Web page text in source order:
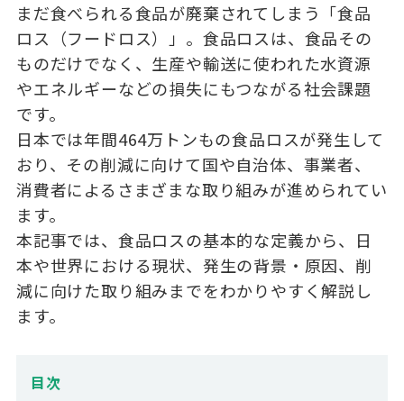
まだ食べられる食品が廃棄されてしまう「食品
ロス（フードロス）」。食品ロスは、食品その
ものだけでなく、生産や輸送に使われた水資源
やエネルギーなどの損失にもつながる社会課題
です。
日本では年間464万トンもの食品ロスが発生して
おり、その削減に向けて国や自治体、事業者、
消費者によるさまざまな取り組みが進められてい
ます。
本記事では、食品ロスの基本的な定義から、日
本や世界における現状、発生の背景・原因、削
減に向けた取り組みまでをわかりやすく解説し
ます。
目次